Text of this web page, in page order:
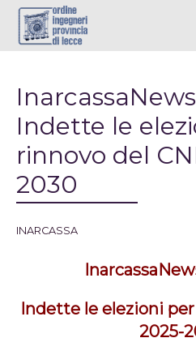
Indette le
rinnovo del
2030
INARCASSA
Indette le elezioni
2025-